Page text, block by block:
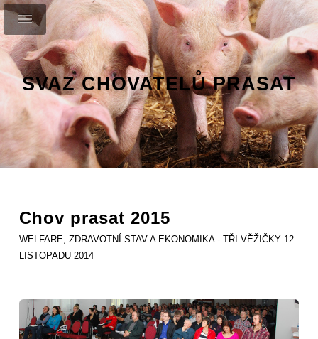
SVAZ CHOVATELŮ PRASAT
Chov prasat 2015
WELFARE, ZDRAVOTNÍ STAV A EKONOMIKA - TŘI VĚŽIČKY 12.
LISTOPADU 2014